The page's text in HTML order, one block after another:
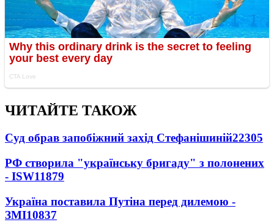
ЧИТАЙТЕ ТАКОЖ
Суд обрав запобіжний захід Стефанішиній22305
РФ створила "українську бригаду" з полонених
- ISW11879
Україна поставила Путіна перед дилемою -
ЗМІ10837